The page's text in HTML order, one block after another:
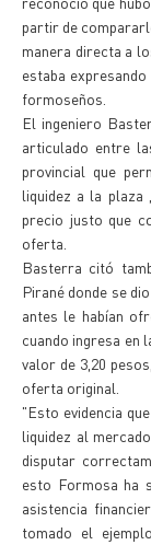
partir de
manera directa a
estaba
formoseños.
El ingeniero
articulado entre
provincial que
liquidez a la plaza
precio justo que
oferta.
Basterra citó
Pirané donde se
antes le habían
cuando ingresa en
valor de 3,20
oferta original.
"Esto evidencia
liquidez al
disputar
esto Formosa ha
asistencia
tomado el